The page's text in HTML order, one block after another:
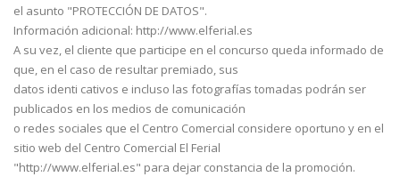
el asunto "PROTECCIÓN DE DATOS".
Información adicional: http://www.elferial.es
A su vez, el cliente que participe en el concurso queda informado de
que, en el caso de resultar premiado, sus
datos identi cativos e incluso las fotografías tomadas podrán ser
publicados en los medios de comunicación
o redes sociales que el Centro Comercial considere oportuno y en el
sitio web del Centro Comercial El Ferial
"http://www.elferial.es" para dejar constancia de la promoción.